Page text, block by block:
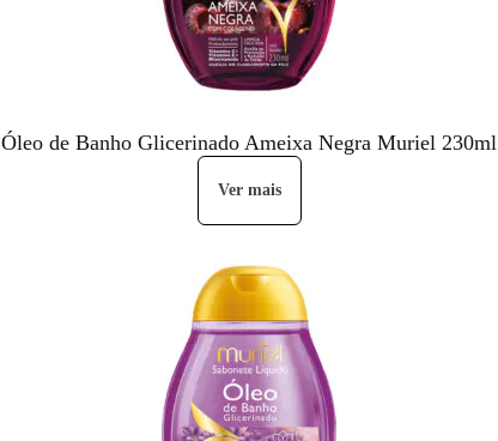
Óleo de Banho Glicerinado Ameixa Negra Muriel 230ml
Ver mais